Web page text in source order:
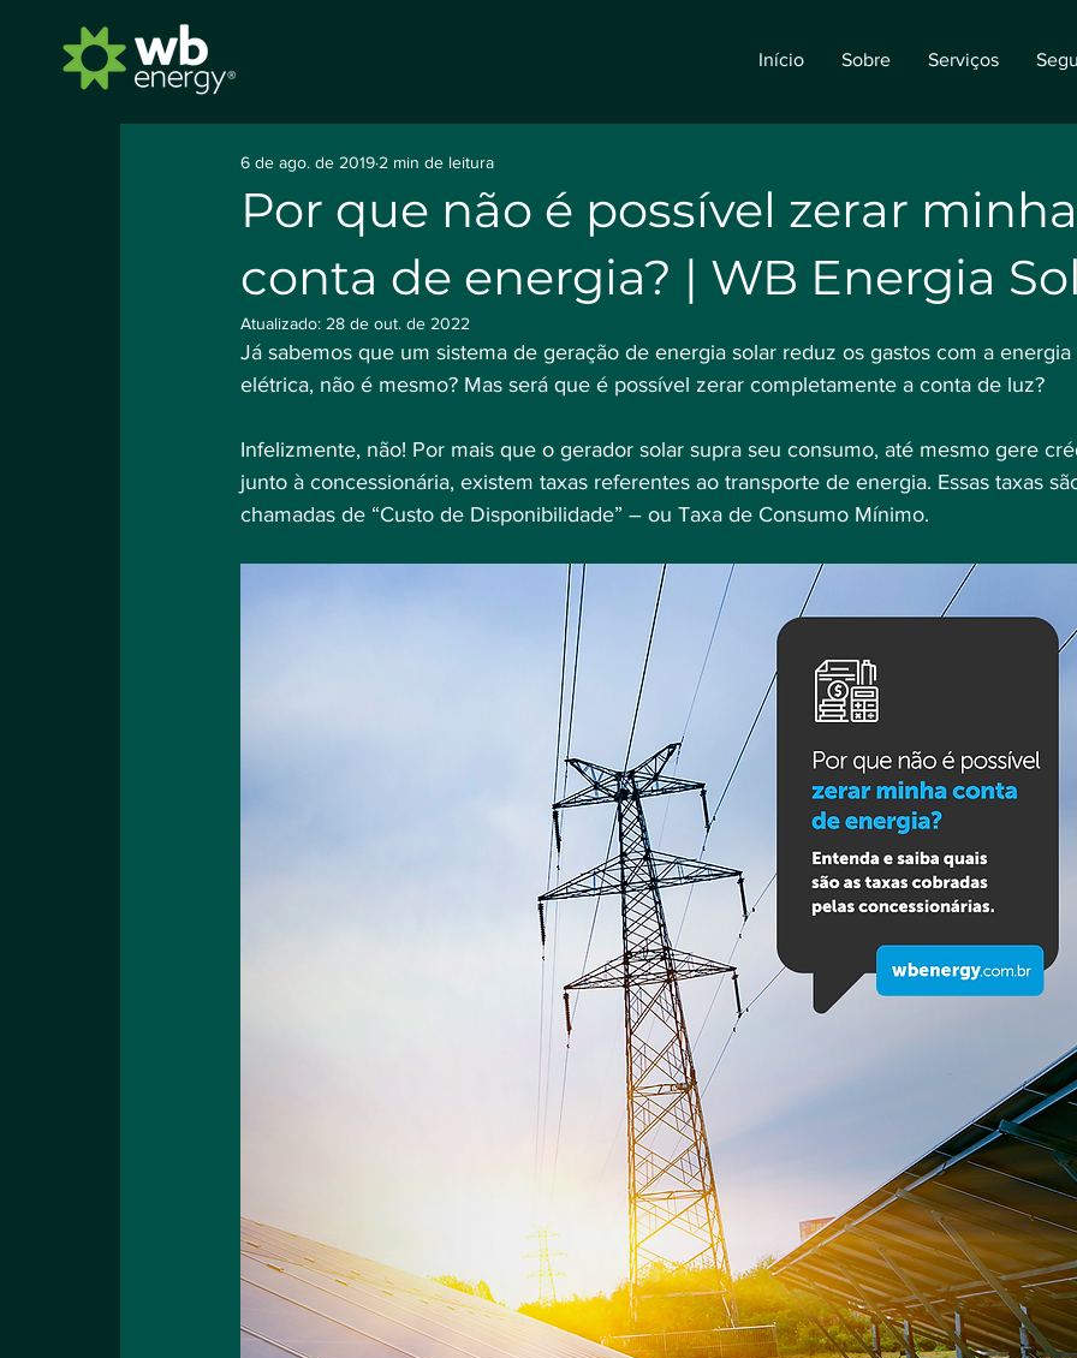
Início Sobre Serviços
Por que não é possível zerar minha
conta de energia? | WB Energia
6 de ago. de 2019 2 min de leitura
Atualizado: 28 de out. de 2022
Já sabemos que um sistema de geração de energia solar reduz os gastos com a energia
elétrica, não é mesmo? Mas será que é possível zerar completamente a conta de luz?
Infelizmente, não! Por mais que o gerador solar supra seu consumo, até mesmo gere
junto à concessionária, existem taxas referentes ao transporte de energia. Essas taxas
chamadas de “Custo de Disponibilidade” – ou Taxa de Consumo Mínimo.